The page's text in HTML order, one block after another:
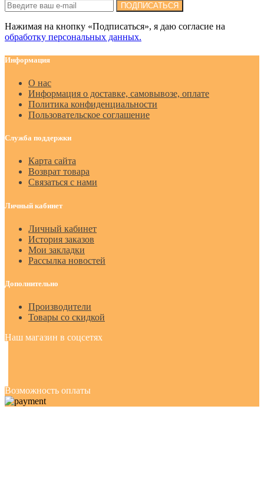
ПОДПИСАТЬСЯ
Нажимая на кнопку «Подписаться», я даю cогласие на
обработку персональных данных.
Информация
О нас
Информация о доставке, самовывозе, оплате
Политика конфиденциальности
Пользовательское соглашение
Служба поддержки
Карта сайта
Возврат товара
Связаться с нами
Личный кабинет
Личный кабинет
История заказов
Мои закладки
Рассылка новостей
Дополнительно
Производители
Товары со скидкой
Наш магазин в соцсетях
Возможность оплаты